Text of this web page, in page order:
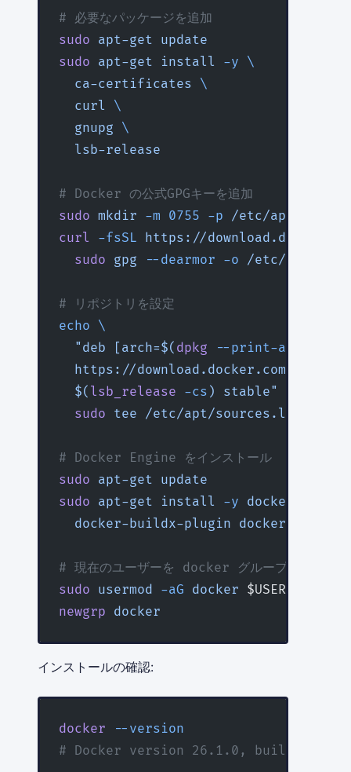
# 必要なパッケージを追加
sudo apt-get update
sudo apt-get install -y \
  ca-certificates
\
  curl
\
  gnupg
\
  lsb-release
# Docker の公式GPGキーを追加
sudo mkdir -m 0755 -p /etc/apt/
curl -fsSL https://
  sudo
gpg --dearmor -o /etc/apt/
# リポジトリを設定
echo \
  "deb [arch=$(
dpkg --print-
https://download.docker.com/
  $(
lsb_release -cs ) stable"
  sudo
tee /etc/apt/sources.list.d/
# Docker Engine をインストール
sudo apt-get update
sudo apt-get install -y docker-ce
  docker-buildx-plugin
docker-
# 現在のユーザーを docker グループに追加（
sudo usermod -aG docker $USER
newgrp docker
インストールの確認:
docker --version
# Docker version 26.1.0, build